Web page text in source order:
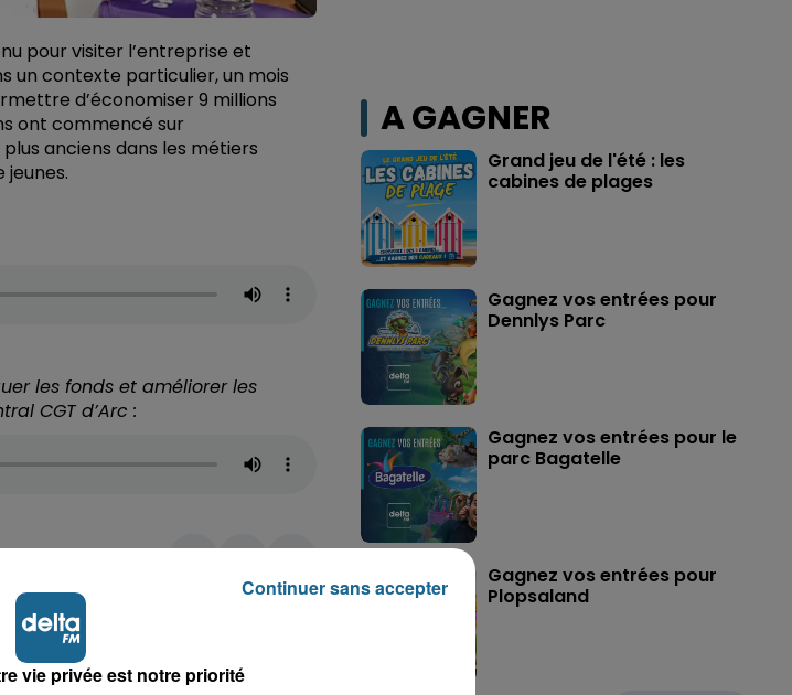
pour visiter l’entreprise et
un contexte particulier, un mois
d’économiser 9 millions
ont commencé sur
anciens dans les métiers
les fonds et améliorer les
CGT d’Arc :
A GAGNER
Grand jeu de l'été : les
cabines de plages
Gagnez vos entrées pour
Dennlys Parc
Gagnez vos entrées pour le
parc Bagatelle
Gagnez vos entrées pour
Plopsaland
vie privée est notre priorité
Continuer sans accepter